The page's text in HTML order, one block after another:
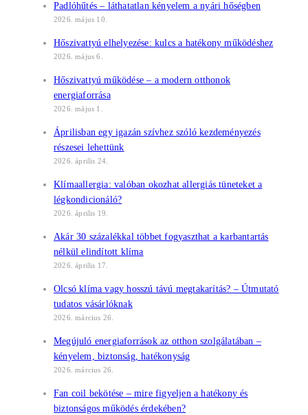
Padlóhűtés – láthatatlan kényelem a nyári hőségben
2026. május 10.
Hőszivattyú elhelyezése: kulcs a hatékony működéshez
2026. május 6.
Hőszivattyú működése – a modern otthonok
energiaforrása
2026. május 1.
Áprilisban egy igazán szívhez szóló kezdeményezés
részesei lehettünk
2026. április 24.
Klímaallergia: valóban okozhat allergiás tüneteket a
légkondicionáló?
2026. április 19.
Akár 30 százalékkal többet fogyaszthat a karbantartás
nélkül elindított klíma
2026. április 17.
Olcsó klíma vagy hosszú távú megtakarítás? – Útmutató
tudatos vásárlóknak
2026. március 26.
Megújuló energiaforrások az otthon szolgálatában –
kényelem, biztonság, hatékonyság
2026. március 26.
Fan coil bekötése – mire figyeljen a hatékony és
biztonságos működés érdekében?